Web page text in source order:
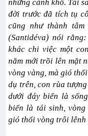
những cảnh khổ. Tái
đời trước đã tích tụ
cũng như thành
(Santidéva) nói
khác chi việc một
năm mới trồi lên mặt
vòng vàng, mà gió
dụ trên, con rùa
dưới đáy biển là
biển là tái sinh,
gió thổi vòng trôi lênh